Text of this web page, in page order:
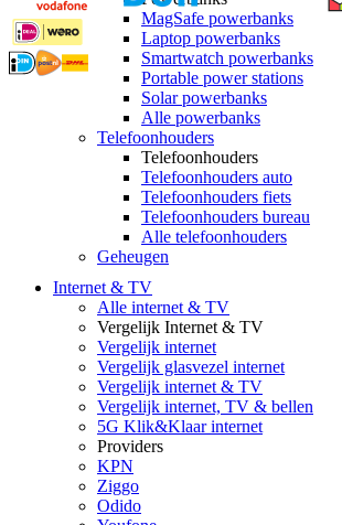
MagSafe powerbanks
Laptop powerbanks
Smartwatch powerbanks
Portable power stations
Solar powerbanks
Alle powerbanks
Telefoonhouders
Telefoonhouders
Telefoonhouders auto
Telefoonhouders fiets
Telefoonhouders bureau
Alle telefoonhouders
Geheugen
Internet & TV
Alle internet & TV
Vergelijk Internet & TV
Vergelijk internet
Vergelijk glasvezel internet
Vergelijk internet & TV
Vergelijk internet, TV & bellen
5G Klik&Klaar internet
Providers
KPN
Ziggo
Odido